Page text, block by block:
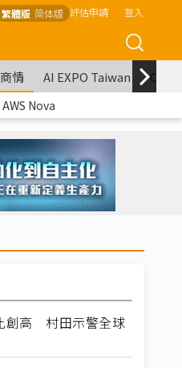
繁體版 简体版 評估申請 登入
商情 AI EXPO Taiwan
AWS Nova
創高 村田示警全球